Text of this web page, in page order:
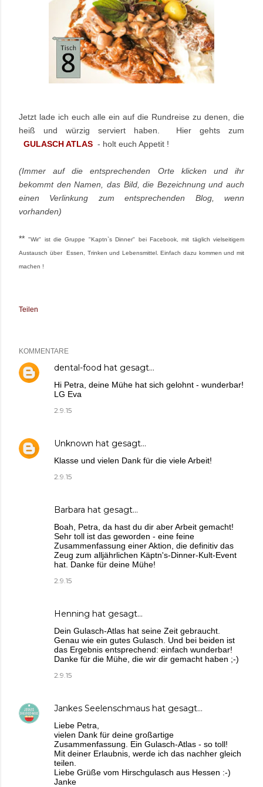
Jetzt lade ich euch alle ein auf die Rundreise zu denen, die
heiß und würzig serviert haben. Hier gehts zum
GULASCH ATLAS - holt euch Appetit !
(Immer auf die entsprechenden Orte klicken und ihr
bekommt den Namen, das Bild, die Bezeichnung und auch
einen Verlinkung zum entsprechenden Blog, wenn
vorhanden)
**"Wir" ist die Gruppe "Kaptn`s Dinner" bei Facebook, mit täglich vielseitigem
Austausch über Essen, Trinken und Lebensmittel. Einfach dazu kommen und mit
machen !
Teilen
KOMMENTARE
dental-food hat gesagt…
Hi Petra, deine Mühe hat sich gelohnt - wunderbar!
LG Eva
2.9.15
Unknown hat gesagt…
Klasse und vielen Dank für die viele Arbeit!
2.9.15
Barbara hat gesagt…
Boah, Petra, da hast du dir aber Arbeit gemacht!
Sehr toll ist das geworden - eine feine
Zusammenfassung einer Aktion, die definitiv das
Zeug zum alljährlichen Käptn's-Dinner-Kult-Event
hat. Danke für deine Mühe!
2.9.15
Henning hat gesagt…
Dein Gulasch-Atlas hat seine Zeit gebraucht.
Genau wie ein gutes Gulasch. Und bei beiden ist
das Ergebnis entsprechend: einfach wunderbar!
Danke für die Mühe, die wir dir gemacht haben ;-)
2.9.15
Jankes Seelenschmaus hat gesagt…
Liebe Petra,
vielen Dank für deine großartige
Zusammenfassung. Ein Gulasch-Atlas - so toll!
Mit deiner Erlaubnis, werde ich das nachher gleich
teilen.
Liebe Grüße vom Hirschgulasch aus Hessen :-)
Janke